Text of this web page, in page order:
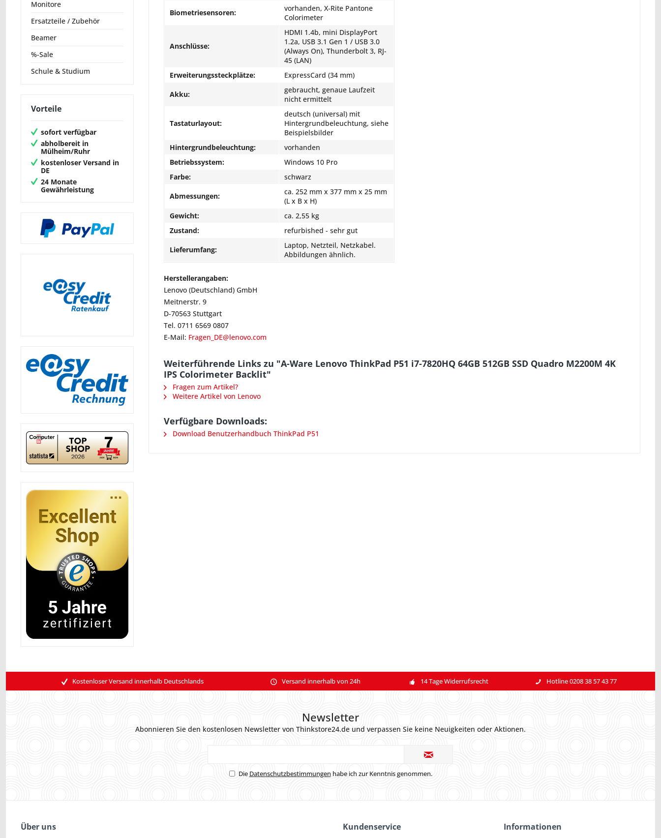
Monitore
Ersatzteile / Zubehör
Beamer
%-Sale
Schule & Studium
Vorteile
sofort verfügbar
abholbereit in
Mülheim/Ruhr
kostenloser Versand in
DE
24 Monate
Gewährleistung
Biometriesensoren:
vorhanden, X-Rite Pantone
Colorimeter
Anschlüsse:
HDMI 1.4b, mini DisplayPort
1.2a, USB 3.1 Gen 1 / USB 3.0
(Always On), Thunderbolt 3, RJ-
45 (LAN)
Erweiterungssteckplätze:
ExpressCard (34 mm)
Akku:
gebraucht, genaue Laufzeit
nicht ermittelt
Tastaturlayout:
deutsch (universal) mit
Hintergrundbeleuchtung, siehe
Beispielsbilder
Hintergrundbeleuchtung:
vorhanden
Betriebssystem:
Windows 10 Pro
Farbe:
schwarz
Abmessungen:
ca. 252 mm x 377 mm x 25 mm
(L x B x H)
Gewicht:
ca. 2,55 kg
Zustand:
refurbished - sehr gut
Lieferumfang:
Laptop, Netzteil, Netzkabel.
Abbildungen ähnlich.
Herstellerangaben:
Lenovo (Deutschland) GmbH
Meitnerstr. 9
D-70563 Stuttgart
Tel. 0711 6569 0807
E-Mail: Fragen_DE@lenovo.com
Weiterführende Links zu "A-Ware Lenovo ThinkPad P51 i7-7820HQ 64GB 512GB SSD Quadro M2200M 4K
IPS Colorimeter Backlit"
Fragen zum Artikel?
Weitere Artikel von Lenovo
Verfügbare Downloads:
Download Benutzerhandbuch ThinkPad P51
Kostenloser Versand innerhalb Deutschlands Versand innerhalb von 24h 14 Tage Widerrufsrecht Hotline 0208 38 57 43 77
Newsletter
Abonnieren Sie den kostenlosen Newsletter von Thinkstore24.de und verpassen Sie keine Neuigkeiten oder Aktionen.
Die Datenschutzbestimmungen habe ich zur Kenntnis genommen.
Über uns Kundenservice Informationen